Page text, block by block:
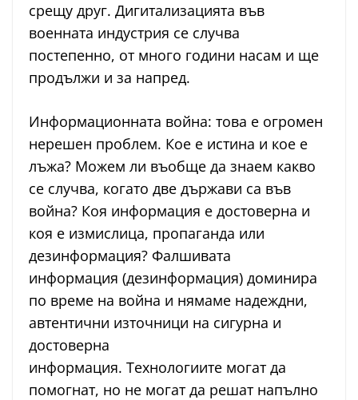
срещу друг. Дигитализацията във
военната индустрия се случва
постепенно, от много години насам и ще
продължи и за напред.
Информационната война: това е огромен
нерешен проблем. Кое е истина и кое е
лъжа? Можем ли въобще да знаем какво
се случва, когато две държави са във
война? Коя информация е достоверна и
коя е измислица, пропаганда или
дезинформация? Фалшивата
информация (дезинформация) доминира
по време на война и нямаме надеждни,
автентични източници на сигурна и
достоверна
информация. Технологиите могат да
помогнат, но не могат да решат напълно